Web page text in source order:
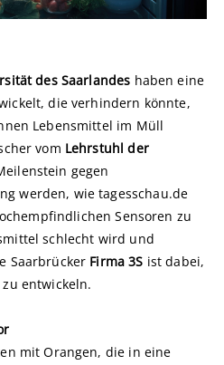
des Saarlandes haben eine
die verhindern könnte,
Lebensmittel im Müll
vom Lehrstuhl der
gegen
werden, wie tagesschau.de
Sensoren zu
schlecht wird und
Saarbrücker Firma 3S ist dabei,
entwickeln.
mit Orangen, die in eine